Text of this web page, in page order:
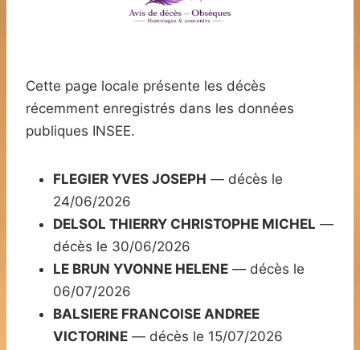
Cette page locale présente les décès
récemment enregistrés dans les données
publiques INSEE.
FLEGIER YVES JOSEPH — décès le
24/06/2026
DELSOL THIERRY CHRISTOPHE MICHEL —
décès le 30/06/2026
LE BRUN YVONNE HELENE — décès le
06/07/2026
BALSIERE FRANCOISE ANDREE
VICTORINE — décès le 15/07/2026